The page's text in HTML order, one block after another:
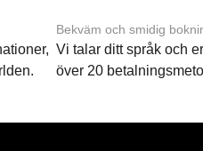
Bekväm och smidig
Vi talar ditt språk och
över 20